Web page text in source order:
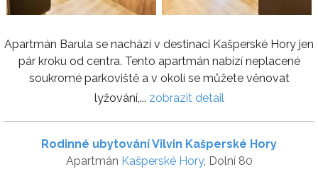
Apartmán Barula se nachází v destinaci Kašperské Hory jen
pár kroku od centra. Tento apartmán nabízí neplacené
soukromé parkoviště a v okolí se můžete věnovat
lyžování,... zobrazit detail
Rodinné ubytování Vilvin Kašperské Hory
Apartmán Kašperské Hory, Dolní 80